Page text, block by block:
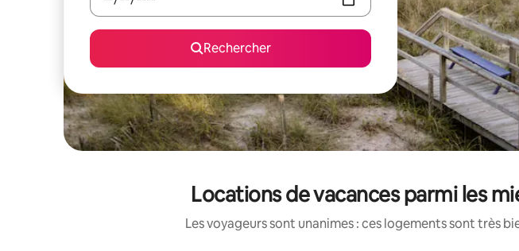
Rechercher
Locations de vacances parmi les
Les voyageurs sont unanimes : ces logements sont très